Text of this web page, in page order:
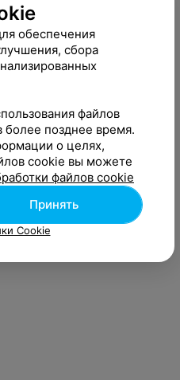
обеспечения
сбора
файлов
более позднее время.
о целях,
cookie вы можете
файлов cookie
Принять
Cookie